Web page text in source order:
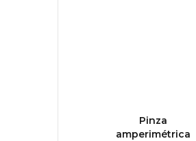
Pinza
amperimétrica